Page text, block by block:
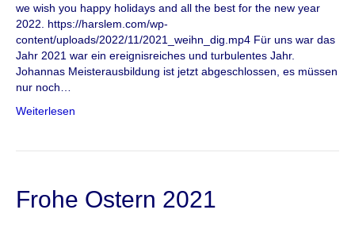
we wish you happy holidays and all the best for the new year
2022. https://harslem.com/wp-
content/uploads/2022/11/2021_weihn_dig.mp4 Für uns war das
Jahr 2021 war ein ereignisreiches und turbulentes Jahr.
Johannas Meisterausbildung ist jetzt abgeschlossen, es müssen
nur noch…
Weiterlesen
Frohe Ostern 2021